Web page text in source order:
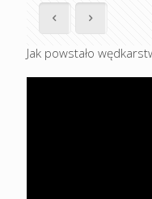
Jak powstało